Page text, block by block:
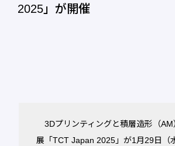
2025」が開催
3Dプリンティングと積層造形（AM
展「TCT Japan 2025」が1月29日（